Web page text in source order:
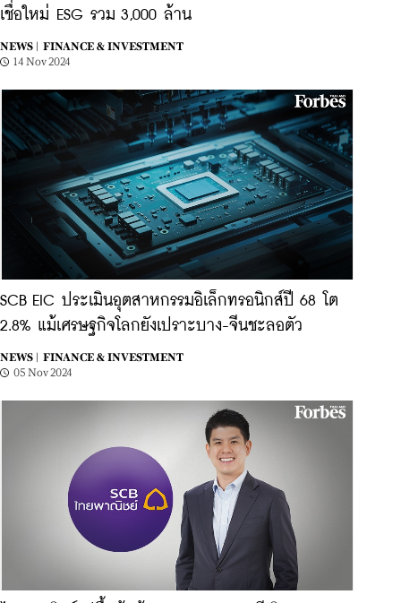
เชื่อใหม่ ESG รวม 3,000 ล้าน
NEWS |
FINANCE & INVESTMENT
14 Nov 2024
SCB EIC ประเมินอุตสาหกรรมอิเล็กทรอนิกส์ปี 68 โต
2.8% แม้เศรษฐกิจโลกยังเปราะบาง-จีนชะลอตัว
NEWS |
FINANCE & INVESTMENT
05 Nov 2024